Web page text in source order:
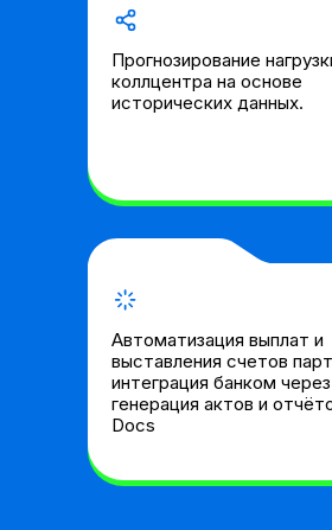
Прогнозирование
коллцентра на основе
исторических данных.
Автоматизация выплат и
выставления счетов
интеграция банком
генерация актов и
Docs